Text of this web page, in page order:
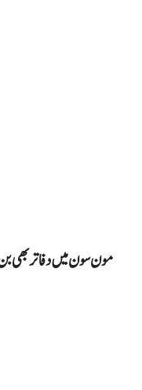
مون سون میں دفاتر بھی بن